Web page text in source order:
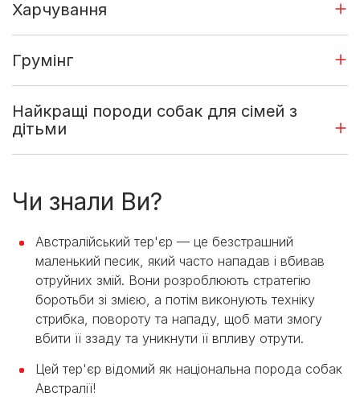
Харчування
Грумінг
Найкращі породи собак для сімей з
дітьми
Чи знали Ви?
Австралійський тер'єр — це безстрашний
маленький песик, який часто нападав і вбивав
отруйних змій. Вони розроблюють стратегію
боротьби зі змією, а потім виконують техніку
стрибка, повороту та нападу, щоб мати змогу
вбити її ззаду та уникнути її впливу отрути.
Цей тер'єр відомий як національна порода собак
Австралії!